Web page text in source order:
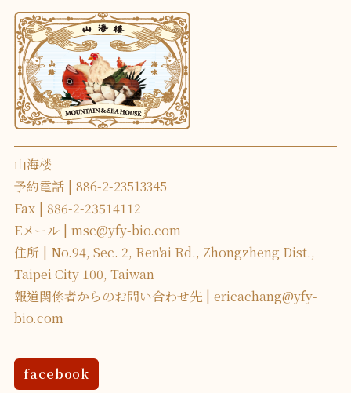
山海楼
予約電話
886-2-23513345
Fax
886-2-23514112
Eメール
msc@yfy-bio.com
住所
No.94, Sec. 2, Ren'ai Rd., Zhongzheng Dist.,
Taipei City 100, Taiwan
報道関係者からのお問い合わせ先
ericachang@yfy-
bio.com
facebook